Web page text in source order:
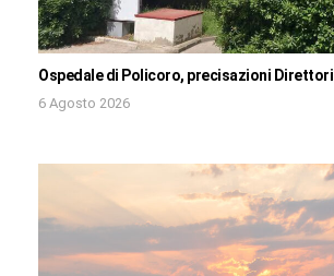
Ospedale di Policoro, precisazioni
6 Agosto 2026